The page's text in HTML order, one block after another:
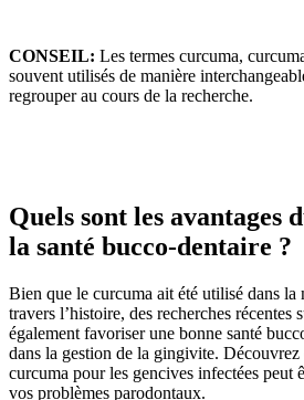
CONSEIL: Les termes curcuma,
souvent utilisés de manière
regrouper au cours de la recherche.
Quels sont les avantages
la santé bucco-dentaire ?
Bien que le curcuma ait été utilisé dans la
travers l’histoire, des recherches récentes
également favoriser une bonne santé
dans la gestion de la gingivite.
curcuma pour les gencives infectées peut
vos problèmes parodontaux.